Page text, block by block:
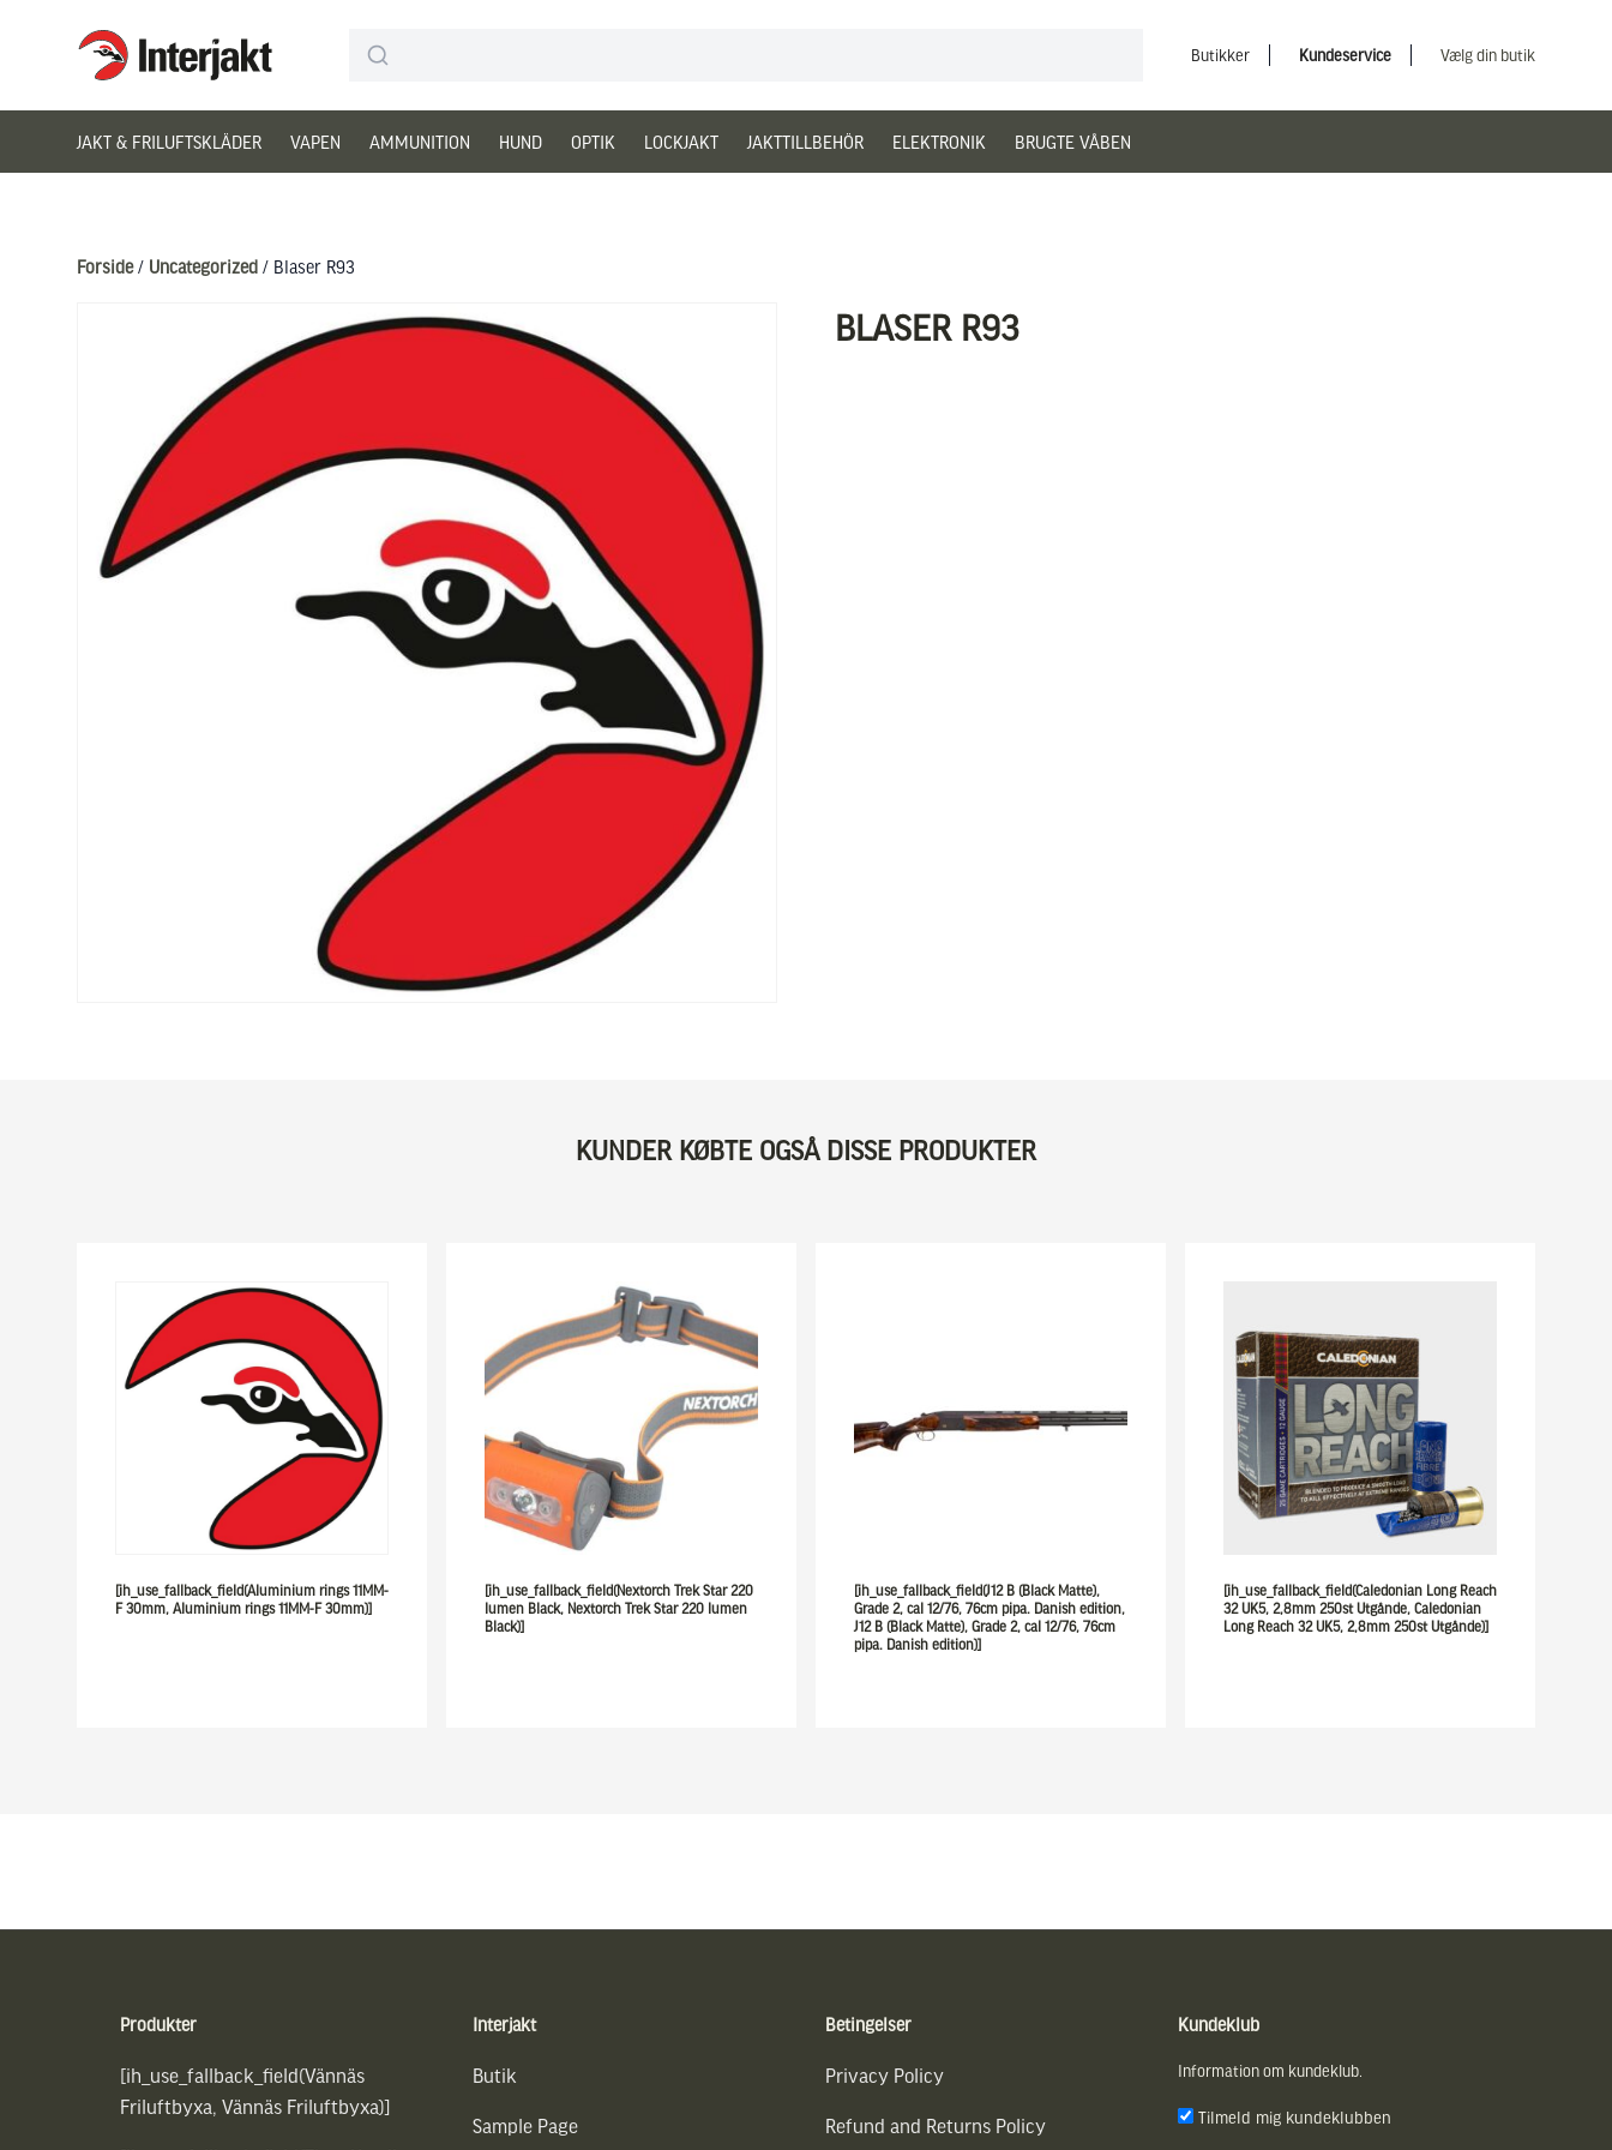
Interjakt DK
Butikker Kundeservice Vælg din butik
JAKT & FRILUFTSKLÄDER VAPEN AMMUNITION HUND OPTIK LOCKJAKT JAKTTILLBEHÖR ELEKTRONIK BRUGTE VÅBEN
Forside/ Uncategorized / Blaser R93
BLASER R93
KUNDER KØBTE OGSÅ DISSE PRODUKTER
[ih_use_fallback_field(Aluminium rings 11MM-
F 30mm, Aluminium rings 11MM-F 30mm)]
[ih_use_fallback_field(Nextorch Trek Star 220
lumen Black, Nextorch Trek Star 220 lumen
Black)]
[ih_use_fallback_field(J12 B (Black Matte),
Grade 2, cal 12/76, 76cm pipa. Danish edition,
J12 B (Black Matte), Grade 2, cal 12/76, 76cm
pipa. Danish edition)]
[ih_use_fallback_field(Caledonian Long Reach
32 UK5, 2,8mm 250st Utgånde, Caledonian
Long Reach 32 UK5, 2,8mm 250st Utgånde)]
Produkter
[ih_use_fallback_field(Vännäs
Friluftbyxa, Vännäs Friluftbyxa)]
Interjakt
Butik
Sample Page
Betingelser
Privacy Policy
Refund and Returns Policy
Kundeklub
Information om kundeklub.
Tilmeld mig kundeklubben